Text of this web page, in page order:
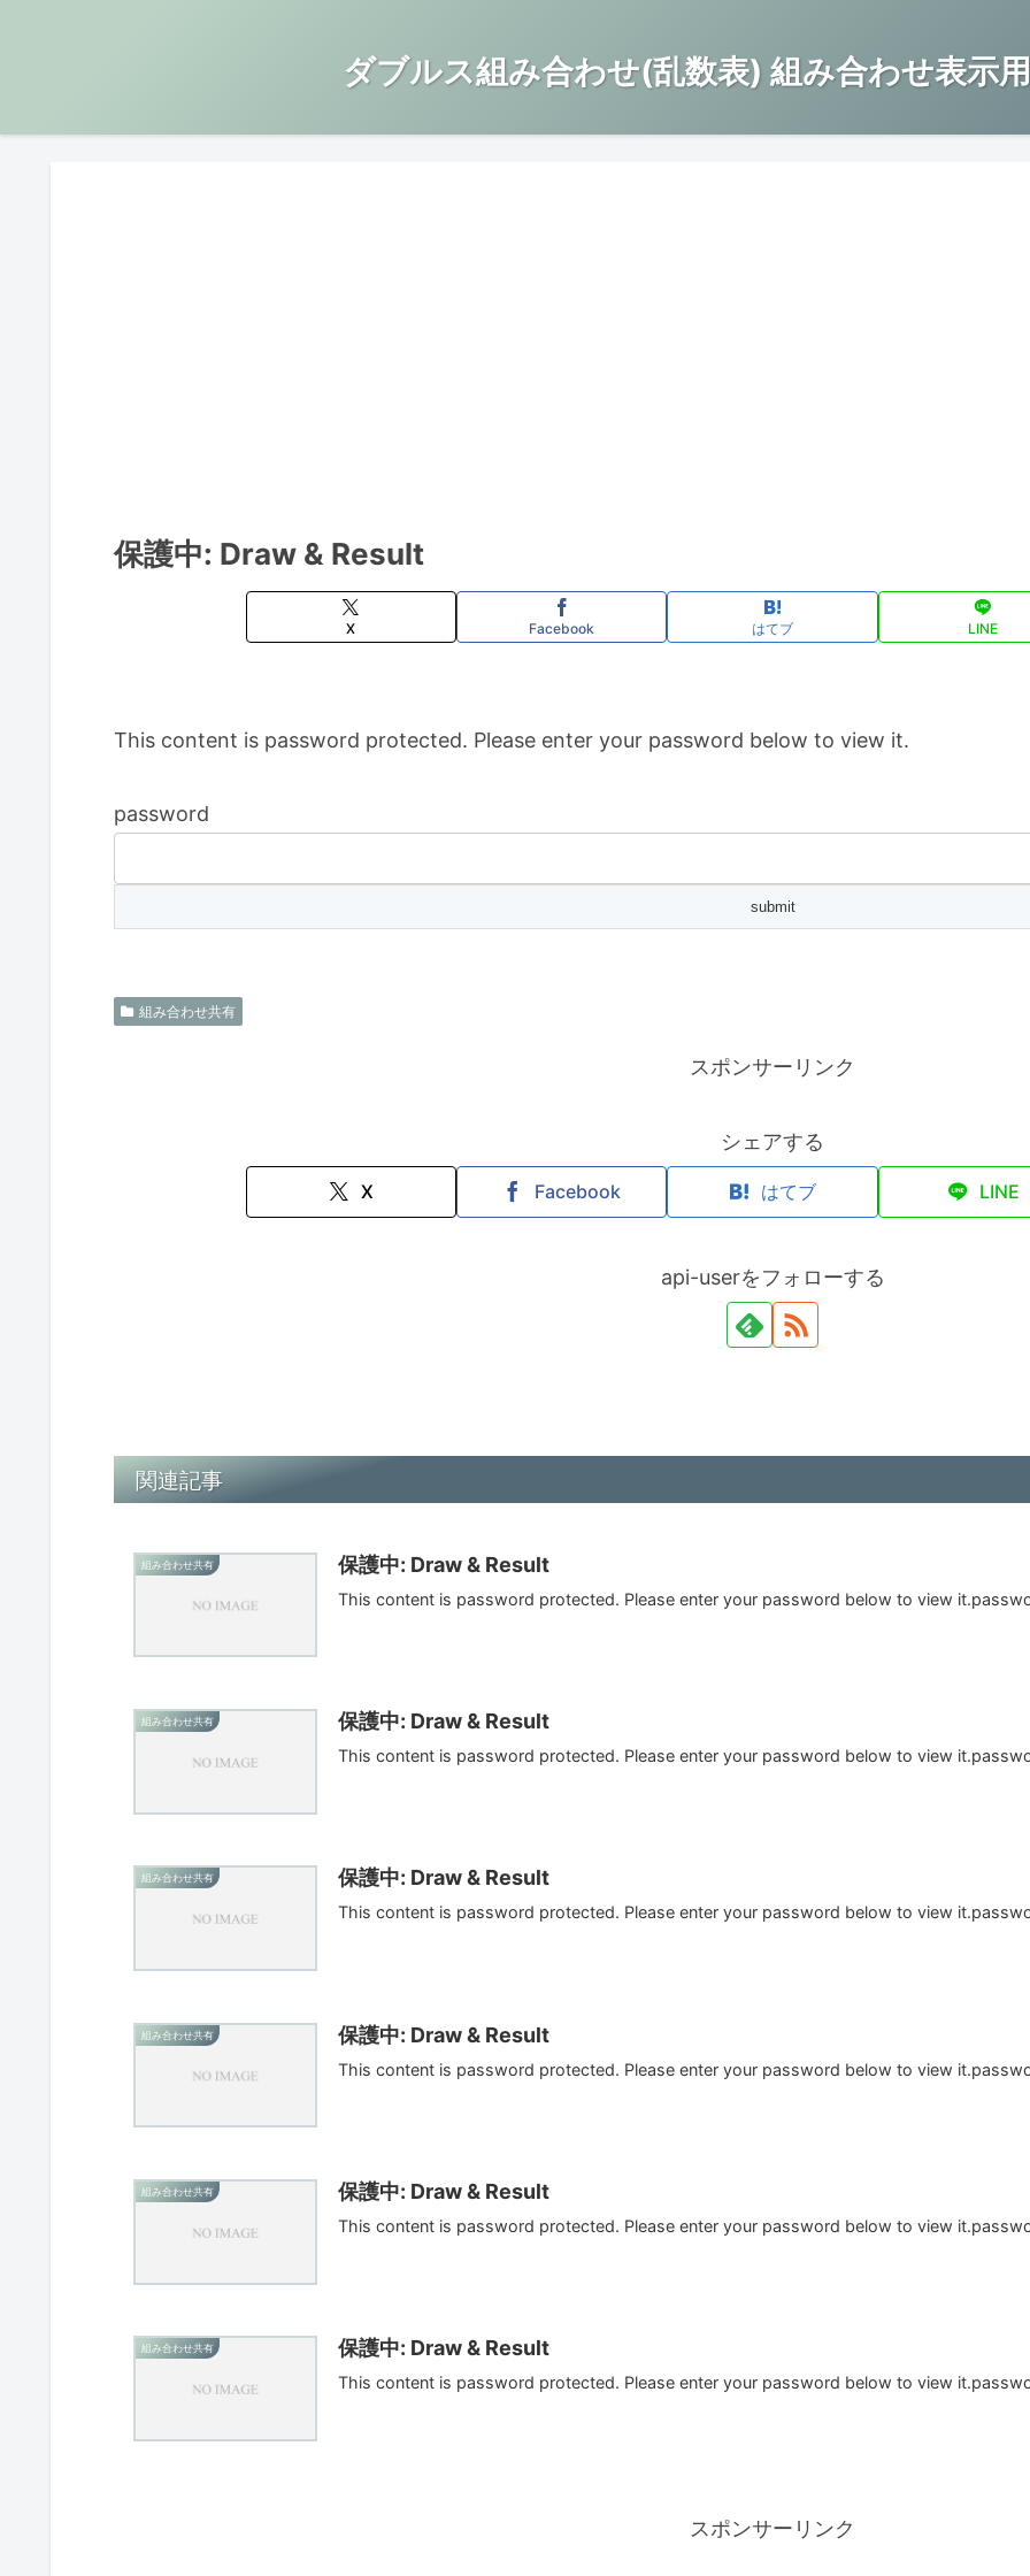
ダブルス組み合わせ(乱数表) 組み合わせ表示
保護中: Draw & Result
X Facebook はてブ LINE
This content is password protected. Please enter your password below to view it.
password
組み合わせ共有
スポンサーリンク
シェアする
X Facebook はてブ LINE
api-userをフォローする
関連記事
組み合わせ共有 保護中: Draw & Result
This content is password protected. Please enter your password below to view
組み合わせ共有 保護中: Draw & Result
This content is password protected. Please enter your password below to view
組み合わせ共有 保護中: Draw & Result
This content is password protected. Please enter your password below to view
組み合わせ共有 保護中: Draw & Result
This content is password protected. Please enter your password below to view
組み合わせ共有 保護中: Draw & Result
This content is password protected. Please enter your password below to view
組み合わせ共有 保護中: Draw & Result
This content is password protected. Please enter your password below to view
スポンサーリンク